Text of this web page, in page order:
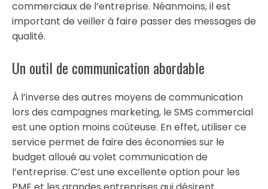
commerciaux de l’entreprise. Néanmoins, il est
important de veiller à faire passer des messages de
qualité.
Un outil de communication abordable
À l’inverse des autres moyens de communication
lors des campagnes marketing, le SMS commercial
est une option moins coûteuse. En effet, utiliser ce
service permet de faire des économies sur le
budget alloué au volet communication de
l’entreprise. C’est une excellente option pour les